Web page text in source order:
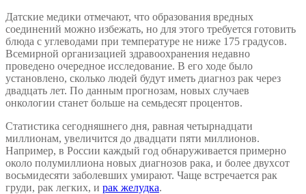
Датские медики отмечают, что образования вредных
соединений можно избежать, но для этого требуется готовить
блюда с углеводами при температуре не ниже 175 градусов.
Всемирной организацией здравоохранения недавно
проведено очередное исследование. В его ходе было
установлено, сколько людей будут иметь диагноз рак через
двадцать лет. По данным прогнозам, новых случаев
онкологии станет больше на семьдесят процентов.
Статистика сегодняшнего дня, равная четырнадцати
миллионам, увеличится до двадцати пяти миллионов.
Например, в России каждый год обнаруживается примерно
около полумиллиона новых диагнозов рака, и более двухсот
восьмидесяти заболевших умирают. Чаще встречается рак
груди, рак легких, и рак желудка.